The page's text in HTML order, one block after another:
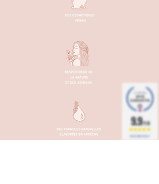
9.9/10
BASÉ SUR 36 AVIS